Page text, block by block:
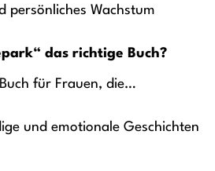
persönliches Wachstum
das richtige Buch?
für Frauen, die…
und emotionale Geschichten